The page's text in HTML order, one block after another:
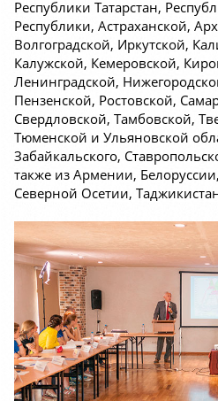
Республики Татарстан,
Республики, Астраханской,
Волгоградской, Иркутской,
Калужской, Кемеровской,
Ленинградской,
Пензенской, Ростовской,
Свердловской, Тамбовской,
Тюменской и Ульяновской
Забайкальского,
также из Армении,
Северной Осетии,